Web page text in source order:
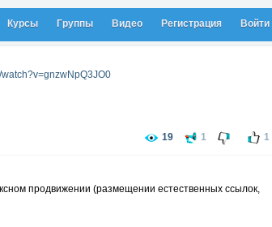
Курсы Группы Видео Регистрация Войти
19 1 1
продвижении (размещении естественных ссылок,